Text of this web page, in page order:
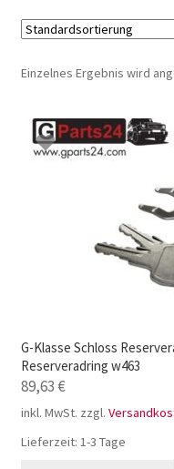
Einzelnes Ergebnis wird
G-Klasse Schloss
Reserveradring w463
89,63€
inkl. MwSt. zzgl.
Lieferzeit: 1-3 Tage